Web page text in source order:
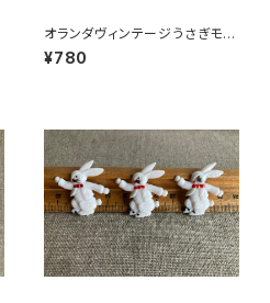
オランダヴィンテージうさぎモチ
ーフプラパーツ30個セットa5
¥780